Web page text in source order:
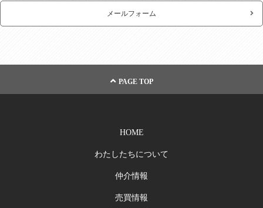
メールフォーム
PAGE TOP
HOME
わたしたちについて
仲介情報
売買情報